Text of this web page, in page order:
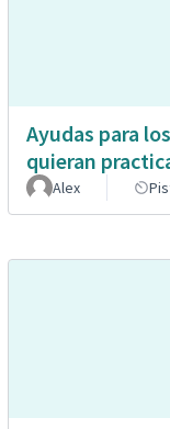
Ayudas para
quieran
Alex